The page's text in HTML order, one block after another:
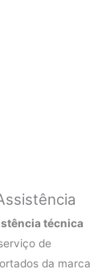
técnica
de
da marca